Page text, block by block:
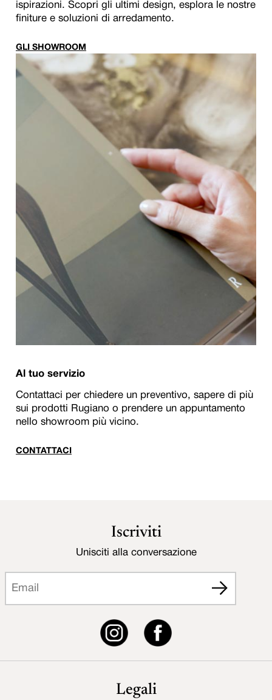
ispirazioni. Scopri gli ultimi design, esplora le nostre
finiture e soluzioni di arredamento.
GLI SHOWROOM
Al tuo servizio
Contattaci per chiedere un preventivo, sapere di più
sui prodotti Rugiano o prendere un appuntamento
nello showroom più vicino.
CONTATTACI
Legali
Iscriviti
Unisciti alla conversazione